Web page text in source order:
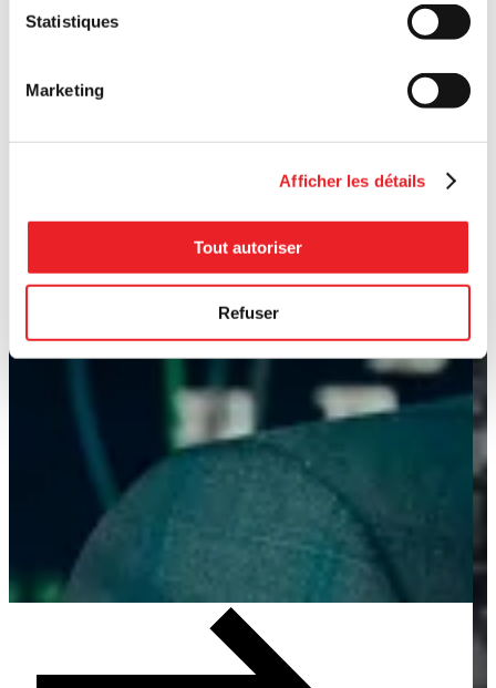
Statistiques
Marketing
Afficher les détails
Tout autoriser
Refuser